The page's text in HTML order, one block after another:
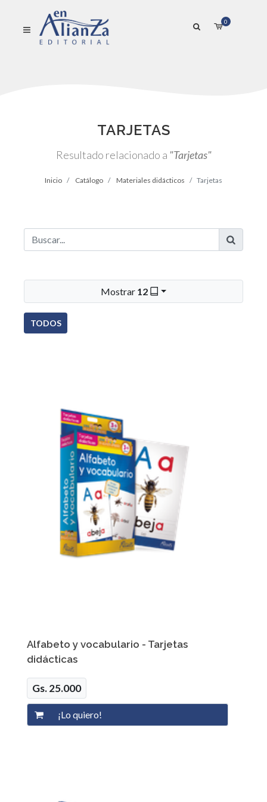
0
TARJETAS
Resultado relacionado a "Tarjetas"
Inicio Catálogo Materiales didácticos Tarjetas
Mostrar 12
TODOS
Alfabeto y vocabulario - Tarjetas
didácticas
Gs. 25.000